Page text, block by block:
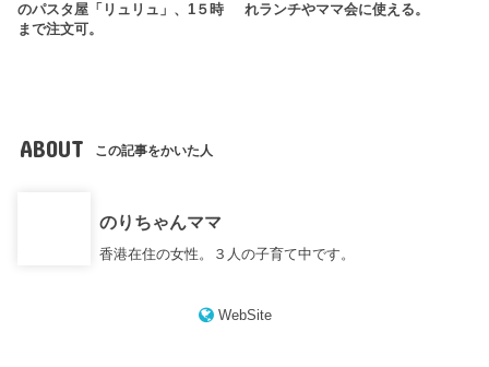
のパスタ屋「リュリュ」、1５時
まで注文可。
れランチやママ会に使える。
ABOUT この記事をかいた人
のりちゃんママ
香港在住の女性。３人の子育て中です。
WebSite